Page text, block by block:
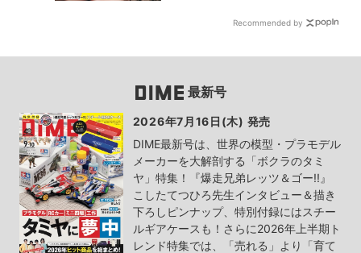
Recommended by
最新号
2026年7月16日(木) 発売
DIME最新号は、世界の模型・プラモデル
メーカーを大解剖する「ボクラのタミ
ヤ」特集！『爆走兄弟レッツ＆ゴー!!』
こしたてつひろ先生インタビュー＆描き
下ろしピンナップ、特別付録にはスチー
ルギアケースも！さらに2026年上半期ト
レンド特集では、「売れる」より「育て